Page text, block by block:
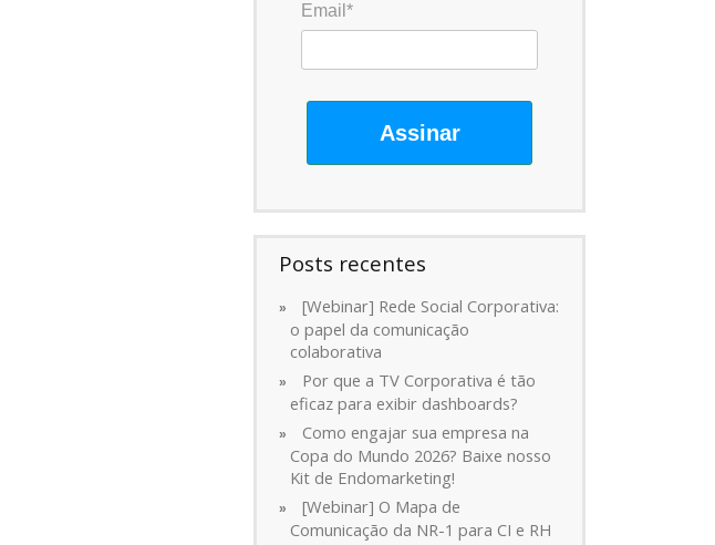
Email*
Assinar
Posts recentes
[Webinar] Rede Social Corporativa:
o papel da comunicação
colaborativa
Por que a TV Corporativa é tão
eficaz para exibir dashboards?
Como engajar sua empresa na
Copa do Mundo 2026? Baixe nosso
Kit de Endomarketing!
[Webinar] O Mapa de
Comunicação da NR-1 para CI e RH